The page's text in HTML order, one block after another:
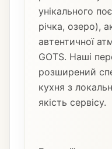
унікального
річка, озеро),
автентичної
GOTS. Наші
розширений
кухня з
якість сервісу.